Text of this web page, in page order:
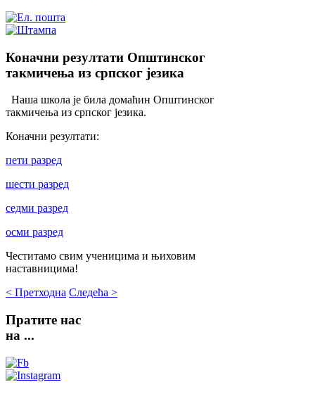
Коначни резултати Општинског
такмичења из српског језика
Наша школа је била домаћин Општинског
такмичења из српског језика.
Коначни резултати:
пети разред
шести разред
седми разред
осми разред
Честитамо свим ученицима и њиховим
наставницима!
< Претходна Следећа >
Пратите нас
на ...